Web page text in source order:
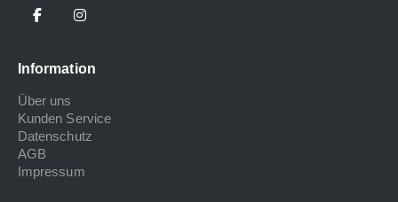
Information
Über uns
Kunden Service
Datenschutz
AGB
Impressum